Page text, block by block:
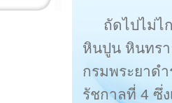
ถัดไปไม่ไ
หินปูน หินทรา
กรมพระยาด
รัชกาลที่ 4 ซึ่